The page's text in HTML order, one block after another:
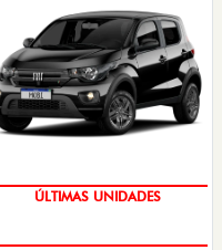
GRANDE CHANCE FIAT